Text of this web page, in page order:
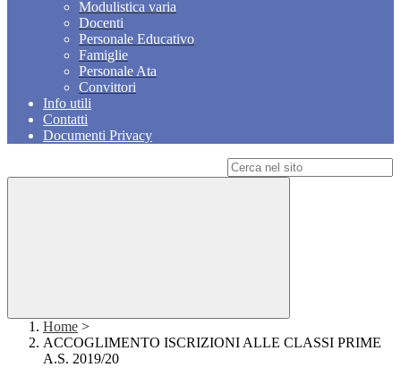
Modulistica varia
Docenti
Personale Educativo
Famiglie
Personale Ata
Convittori
Info utili
Contatti
Documenti Privacy
Home >
ACCOGLIMENTO ISCRIZIONI ALLE CLASSI PRIME
A.S. 2019/20